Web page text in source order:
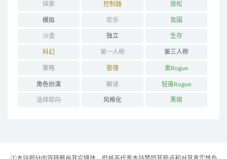
探索 控制器 放松
模拟 欢乐 氛围
沙盒 独立 生存
科幻 第一人称 第三人称
策略 管理 类Rogue
角色扮演 解谜 轻度Rogue
选择取向 风格化 黑暗